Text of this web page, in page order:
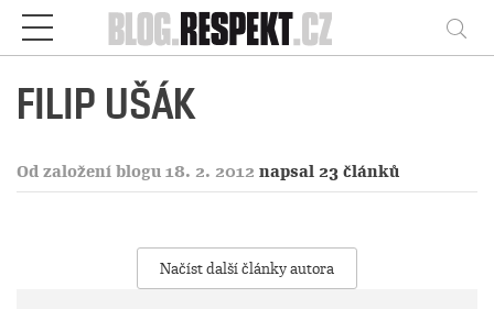
Respekt
FILIP UŠÁK
Od založení blogu 18. 2. 2012 napsal 23 článků
Načíst další články autora